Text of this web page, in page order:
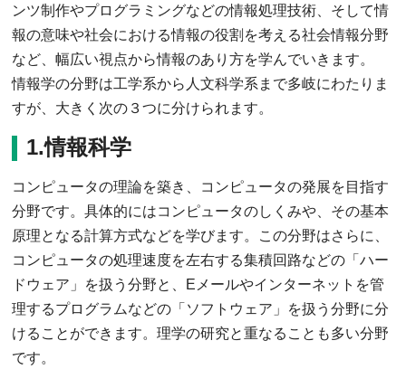
ンツ制作やプログラミングなどの情報処理技術、そして情
報の意味や社会における情報の役割を考える社会情報分野
など、幅広い視点から情報のあり方を学んでいきます。
情報学の分野は工学系から人文科学系まで多岐にわたりま
すが、大きく次の３つに分けられます。
1.情報科学
コンピュータの理論を築き、コンピュータの発展を目指す
分野です。具体的にはコンピュータのしくみや、その基本
原理となる計算方式などを学びます。この分野はさらに、
コンピュータの処理速度を左右する集積回路などの「ハー
ドウェア」を扱う分野と、Eメールやインターネットを管
理するプログラムなどの「ソフトウェア」を扱う分野に分
けることができます。理学の研究と重なることも多い分野
です。